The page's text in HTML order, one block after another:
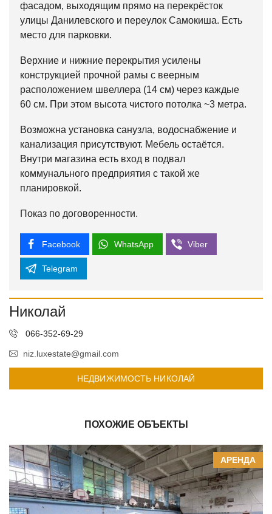
фасадом, выходящим прямо на перекрёсток
улицы Данилевского и переулок Самокиша. Есть
место для парковки.
Верхние и нижние перекрытия усилены
конструкцией прочной рамы с веерным
расположением швеллера (14 см) через каждые
60 см. При этом высота чистого потолка ~3 метра.
Возможна установка санузла, водоснабжение и
канализация присутствуют. Мебель остаётся.
Внутри магазина есть вход в подвал
коммунального предприятия с такой же
планировкой.
Показ по договоренности.
Facebook WhatsApp Viber
Telegram
Николай
066-352-69-29
niz.luxestate@gmail.com
НЕДВИЖИМОСТЬ НИКОЛАЙ
ПОХОЖИЕ ОБЪЕКТЫ
АРЕНДА